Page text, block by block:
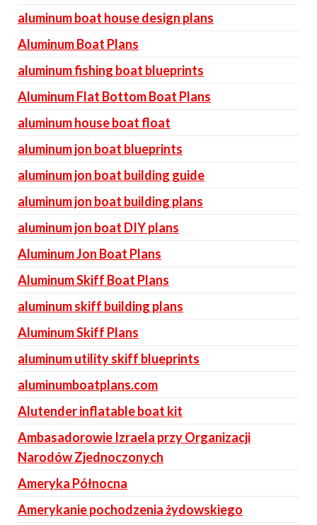
aluminum boat house design plans
Aluminum Boat Plans
aluminum fishing boat blueprints
Aluminum Flat Bottom Boat Plans
aluminum house boat float
aluminum jon boat blueprints
aluminum jon boat building guide
aluminum jon boat building plans
aluminum jon boat DIY plans
Aluminum Jon Boat Plans
Aluminum Skiff Boat Plans
aluminum skiff building plans
Aluminum Skiff Plans
aluminum utility skiff blueprints
aluminumboatplans.com
Alutender inflatable boat kit
Ambasadorowie Izraela przy Organizacji
Narodów Zjednoczonych
Ameryka Północna
Amerykanie pochodzenia żydowskiego